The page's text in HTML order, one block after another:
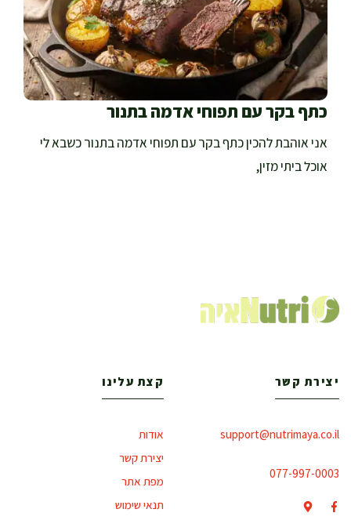
כתף בקר עם תפוחי אדמה בתנור
אני אוהבת להכין כתף בקר עם תפוחי אדמה בתנור כשבא לי
אוכל ביתי מזין,
יצירת קשר
support@nutrimaya.co.il
077-997-0003
קצת עלינו
אודות
יצירת קשר
מפת אתר
תנאי שימוש